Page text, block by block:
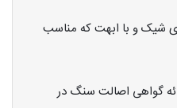
شیک و با ابهت که مناسب
گواهی اصالت سنگ در